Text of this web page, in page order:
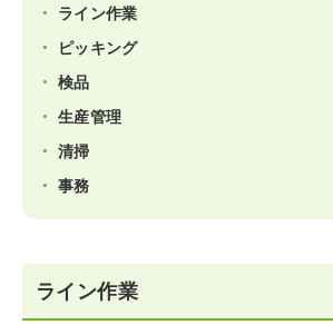
ライン作業
ピッキング
検品
生産管理
清掃
事務
ライン作業